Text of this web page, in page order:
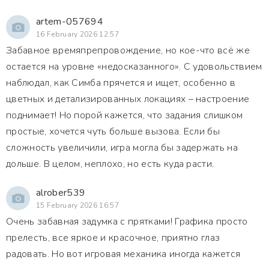
artem-057694
16 February 2026 12:57
Забавное времяпрепровождение, но кое-что всё же
остается на уровне «недосказанного». С удовольствием
наблюдал, как Симба прячется и ищет, особенно в
цветных и детализированных локациях – настроение
поднимает! Но порой кажется, что задания слишком
простые, хочется чуть больше вызова. Если бы
сложность увеличили, игра могла бы задержать на
дольше. В целом, неплохо, но есть куда расти.
alrober539
15 February 2026 16:57
Очень забавная задумка с прятками! Графика просто
прелесть, все яркое и красочное, приятно глаз
радовать. Но вот игровая механика иногда кажется